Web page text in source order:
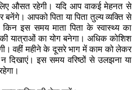
औसत रहेगी। यदि आप वाकई मेहनत से
आपको पिता या पिता तुल्य व्यक्ति से
किन इस समय माता पिता के स्वास्थ्य का
यात्राओं का योग बनेगा। अधिक कोशिश
वहीं महीने के दूसरे भाग में काम को लेकर
दिखाएं। इस समय वरिष्ठों से उलझना या